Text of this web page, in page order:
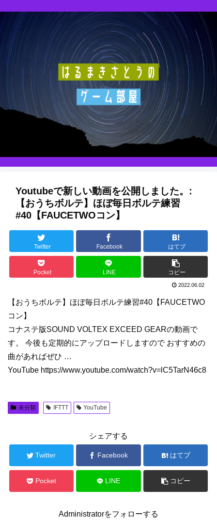
Youtubeで新しい動画を公開しました。:
【おうちボルテ】ほぼ毎日ボルテ練習
#40【FAUCETWOコン】
Twitter Facebook はてブ
Pocket LINE コピー
2022.06.02
【おうちボルテ】ほぼ毎日ボルテ練習#40【FAUCETWO
コン】
コナステ版SOUND VOLTEX EXCEED GEARの動画で
す。 今後も定期的にアップロードしますので おすすめの
曲があればぜひ …
YouTube https://www.youtube.com/watch?v=lC5TarN46c8
未分類 IFTTT YouTube
シェアする
Twitter Facebook はてブ
Pocket LINE コピー
Administratorをフォローする